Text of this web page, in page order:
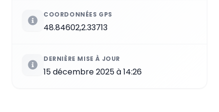
COORDONNÉES GPS
48.84602,2.33713
DERNIÈRE MISE À JOUR
15 décembre 2025 à 14:26